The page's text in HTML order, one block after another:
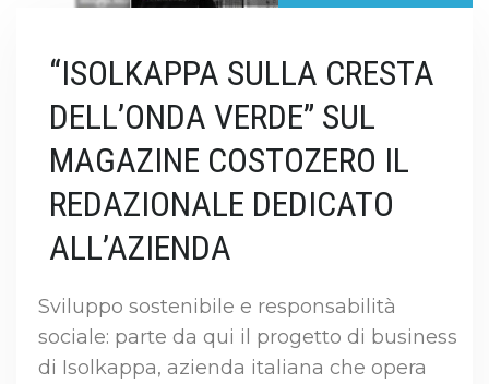
“ISOLKAPPA SULLA CRESTA
DELL’ONDA VERDE” SUL
MAGAZINE COSTOZERO IL
REDAZIONALE DEDICATO
ALL’AZIENDA
Sviluppo sostenibile e responsabilità
sociale: parte da qui il progetto di business
di Isolkappa, azienda italiana che opera